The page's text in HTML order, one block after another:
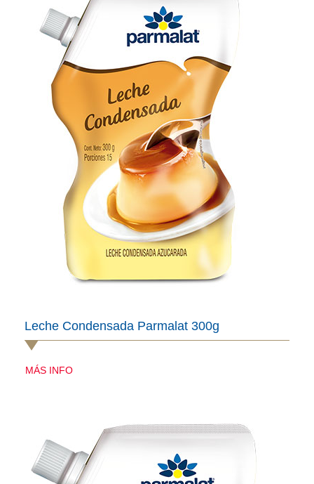
Leche Condensada Parmalat 300g
MÁS INFO